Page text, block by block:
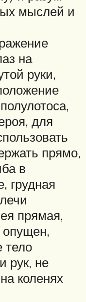
мыслей и
на
руки,
для
прямо,
в
грудная
прямая,
опущен,
рук, не
коленях